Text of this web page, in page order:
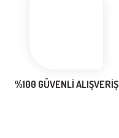
%100 GÜVENLİ ALIŞVERİŞ